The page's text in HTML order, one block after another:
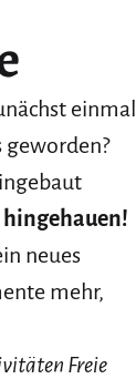
einmal
geworden?
hingehauen!
neues
mehr,
Freie